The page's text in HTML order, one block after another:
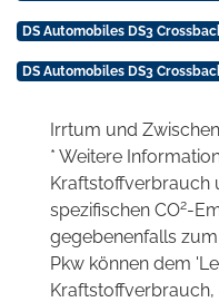
DS Automobiles DS3
DS Automobiles DS3
Irrtum und
* Weitere
Kraftstoffverbrauch
spezifischen CO2-
gegebenenfalls
Pkw können dem
Kraftstoffverbrauch,